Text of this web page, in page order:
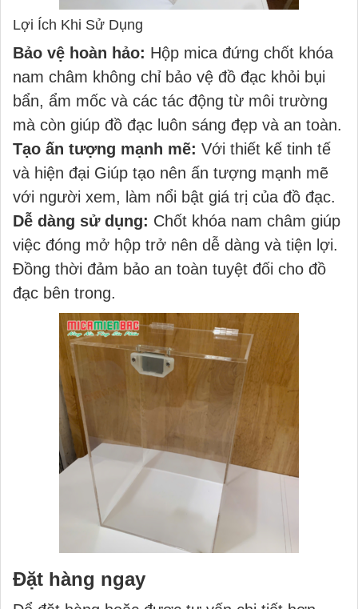
Lợi Ích Khi Sử Dụng
Bảo vệ hoàn hảo: Hộp mica đứng chốt khóa
nam châm không chỉ bảo vệ đồ đạc khỏi bụi
bẩn, ẩm mốc và các tác động từ môi trường
mà còn giúp đồ đạc luôn sáng đẹp và an toàn.
Tạo ấn tượng mạnh mẽ: Với thiết kế tinh tế
và hiện đại Giúp tạo nên ấn tượng mạnh mẽ
với người xem, làm nổi bật giá trị của đồ đạc.
Dễ dàng sử dụng: Chốt khóa nam châm giúp
việc đóng mở hộp trở nên dễ dàng và tiện lợi.
Đồng thời đảm bảo an toàn tuyệt đối cho đồ
đạc bên trong.
Đặt hàng ngay